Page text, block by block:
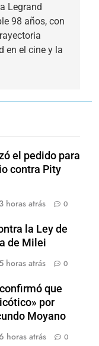
Legrand
98 años, con
en el cine y la
el pedido para
contra Pity
horas atrás 0
la Ley de
de Milei
horas atrás 0
que
por
Moyano
horas atrás 0